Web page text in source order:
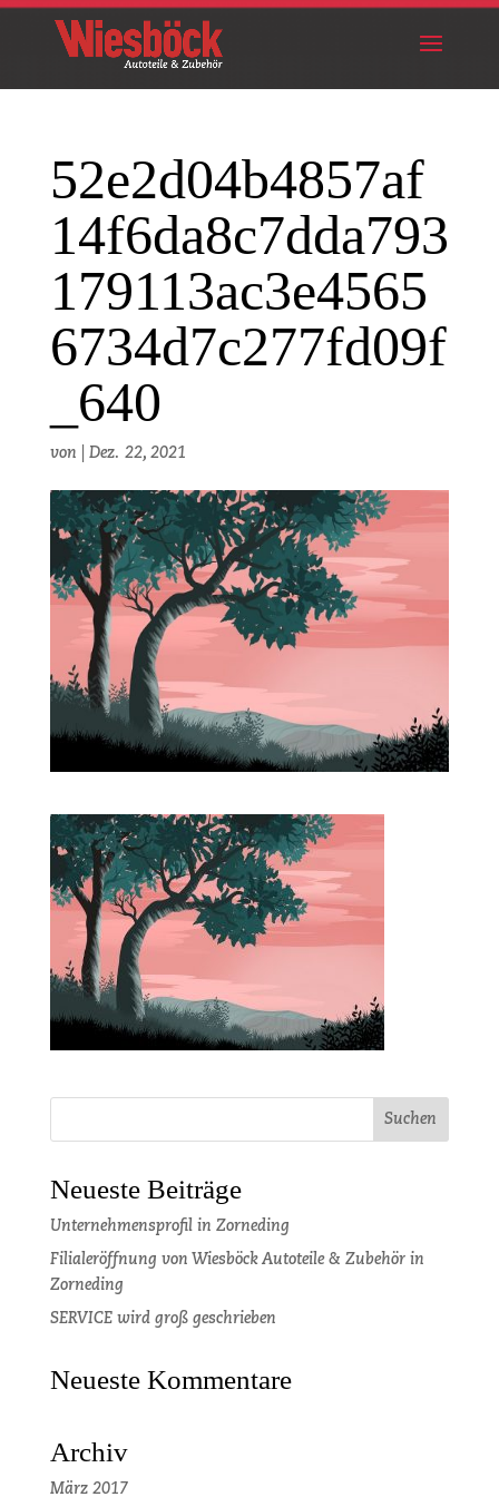
52e2d04b4857af
14f6da8c7dda793
179113ac3e4565
6734d7c277fd09f
_640
von Dez. 22, 2021
Neueste Beiträge
Unternehmensprofil in Zorneding
Filialeröffnung von Wiesböck Autoteile & Zubehör in
Zorneding
SERVICE wird groß geschrieben
Neueste Kommentare
Archiv
März 2017